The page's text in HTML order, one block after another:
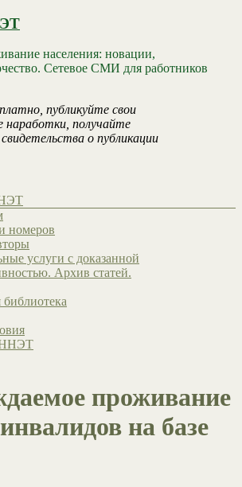
населения: новации,
Сетевое СМИ для работников
публикуйте свои
наработки, получайте
о публикации
номеров
услуги с доказанной
Архив статей.
проживание
на базе